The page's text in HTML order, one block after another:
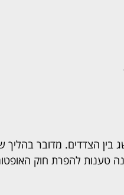
הצדדים. מדובר
טענות להפרת חוק